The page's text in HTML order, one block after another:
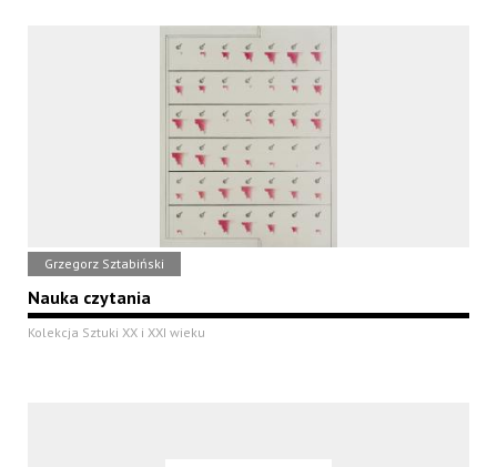
Grzegorz Sztabiński
Nauka czytania
Kolekcja Sztuki XX i XXI wieku